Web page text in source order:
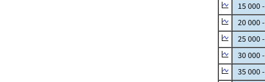
15 000
20 000
25 000
30 000
35 000